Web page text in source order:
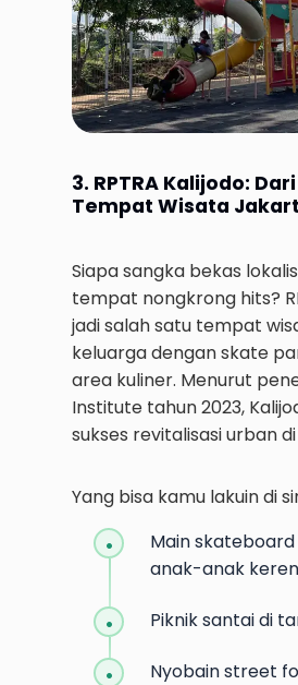
3. RPTRA Kalijodo:
Tempat Wisata
Siapa sangka bekas
tempat nongkrong hits?
jadi salah satu tempat
keluarga dengan skate
area kuliner. Menurut
Institute tahun 2023,
sukses revitalisasi urban
Yang bisa kamu lakuin di
Main
anak-anak
Piknik santai di
Nyobain street